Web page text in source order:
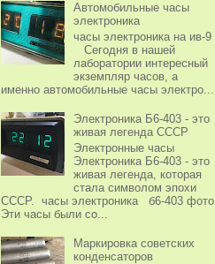
Автомобильные часы
электроника
часы электроника на ив-9
Сегодня в нашей
лаборатории интересный
экземпляр часов, а
именно автомобильные часы электро...
Электроника Б6-403 - это
живая легенда СССР
Электронные часы
Электроника Б6-403 - это
живая легенда, которая
стала символом эпохи
СССР. часы электроника б6-403 фото
Эти часы были со...
Маркировка советских
конденсаторов